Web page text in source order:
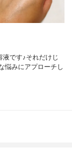
液です♪それだけじ
悩みにアプローチし